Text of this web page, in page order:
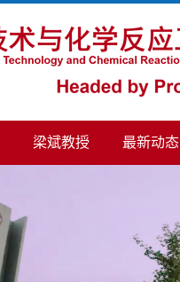
梁斌教授 最新动态